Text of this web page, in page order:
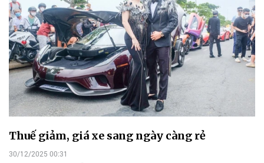
Thuế giảm, giá xe sang ngày càng rẻ
30/12/2025 00:31